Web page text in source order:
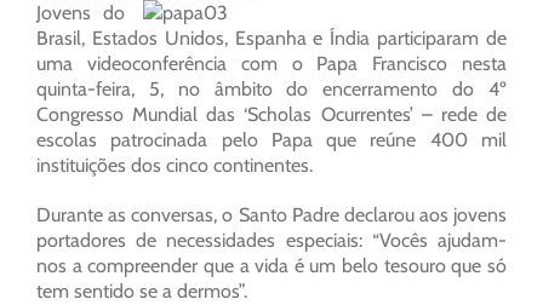
Jovens do
Brasil, Estados Unidos, Espanha e Índia participaram de
uma videoconferência com o Papa Francisco nesta
quinta-feira, 5, no âmbito do encerramento do 4º
Congresso Mundial das ‘Scholas Ocurrentes’ – rede de
escolas patrocinada pelo Papa que reúne 400 mil
instituições dos cinco continentes.
Durante as conversas, o Santo Padre declarou aos jovens
portadores de necessidades especiais: “Vocês ajudam-
nos a compreender que a vida é um belo tesouro que só
tem sentido se a dermos”.